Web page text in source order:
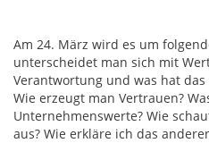
Am 24. März wird es um
unterscheidet man sich mit
Verantwortung und was hat
Wie erzeugt man Vertrauen?
Unternehmenswerte? Wie
aus? Wie erkläre ich das